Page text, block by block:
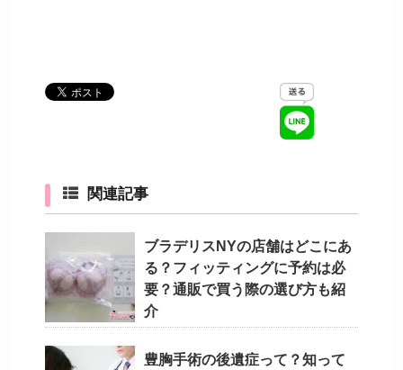
関連記事
ブラデリスNYの店舗はどこにあ
る？フィッティングに予約は必
要？通販で買う際の選び方も紹
介
豊胸手術の後遺症って？知って